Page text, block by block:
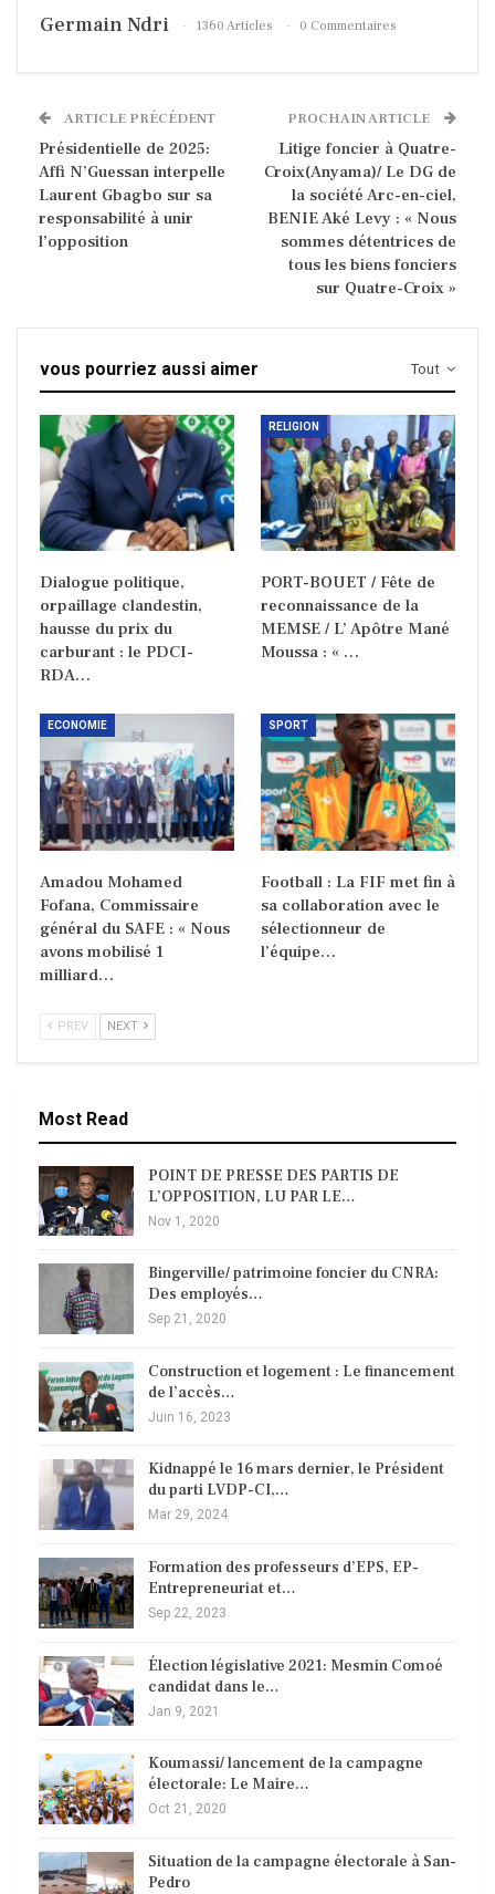
Germain Ndri 1360 Articles 0 Commentaires
ARTICLE PRÉCÉDENT
Présidentielle de 2025:
Affi N’Guessan interpelle
Laurent Gbagbo sur sa
responsabilité à unir
l’opposition
PROCHAIN ARTICLE
Litige foncier à Quatre-
Croix(Anyama)/ Le DG de
la société Arc-en-ciel,
BENIE Aké Levy : « Nous
sommes détentrices de
tous les biens fonciers
sur Quatre-Croix »
Tout
vous pourriez aussi aimer
Dialogue politique,
orpaillage clandestin,
hausse du prix du
carburant : le PDCI-
RDA…
RELIGION
PORT-BOUET / Fête de
reconnaissance de la
MEMSE / L’ Apôtre Mané
Moussa : « …
ECONOMIE
Amadou Mohamed
Fofana, Commissaire
général du SAFE : « Nous
avons mobilisé 1
milliard…
SPORT
Football : La FIF met fin à
sa collaboration avec le
sélectionneur de
l’équipe…
PREV NEXT
Most Read
POINT DE PRESSE DES PARTIS DE
L’OPPOSITION, LU PAR LE…
Nov 1, 2020
Bingerville/ patrimoine foncier du CNRA:
Des employés…
Sep 21, 2020
Construction et logement : Le financement
de l’accès…
Juin 16, 2023
Kidnappé le 16 mars dernier, le Président
du parti LVDP-CI,…
Mar 29, 2024
Formation des professeurs d’EPS, EP-
Entrepreneuriat et…
Sep 22, 2023
Élection législative 2021: Mesmin Comoé
candidat dans le…
Jan 9, 2021
Koumassi/ lancement de la campagne
électorale: Le Maire…
Oct 21, 2020
Situation de la campagne électorale à San-
Pedro